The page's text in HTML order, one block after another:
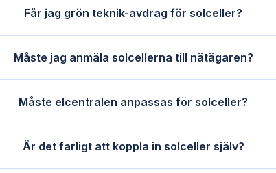
Får jag grön teknik-avdrag för solceller?
Måste jag anmäla solcellerna till nätägaren?
Måste elcentralen anpassas för solceller?
Är det farligt att koppla in solceller själv?